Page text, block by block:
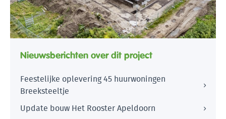
Nieuwsberichten over dit project
Feestelijke oplevering 45 huurwoningen
Breeksteeltje
Update bouw Het Rooster Apeldoorn